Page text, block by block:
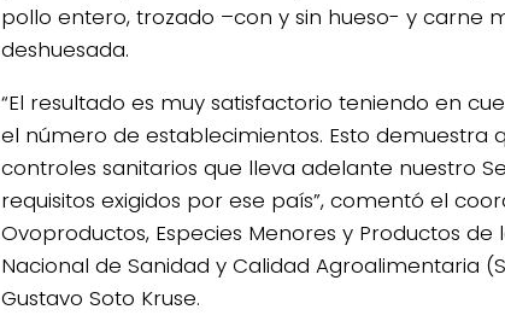
pollo entero, trozado –con y sin hueso- y carne
deshuesada.
“El resultado es muy satisfactorio teniendo en
el número de establecimientos. Esto demuestra
controles sanitarios que lleva adelante nuestro
requisitos exigidos por ese país”, comentó el
Ovoproductos, Especies Menores y Productos de
Nacional de Sanidad y Calidad Agroalimentaria
Gustavo Soto Kruse.